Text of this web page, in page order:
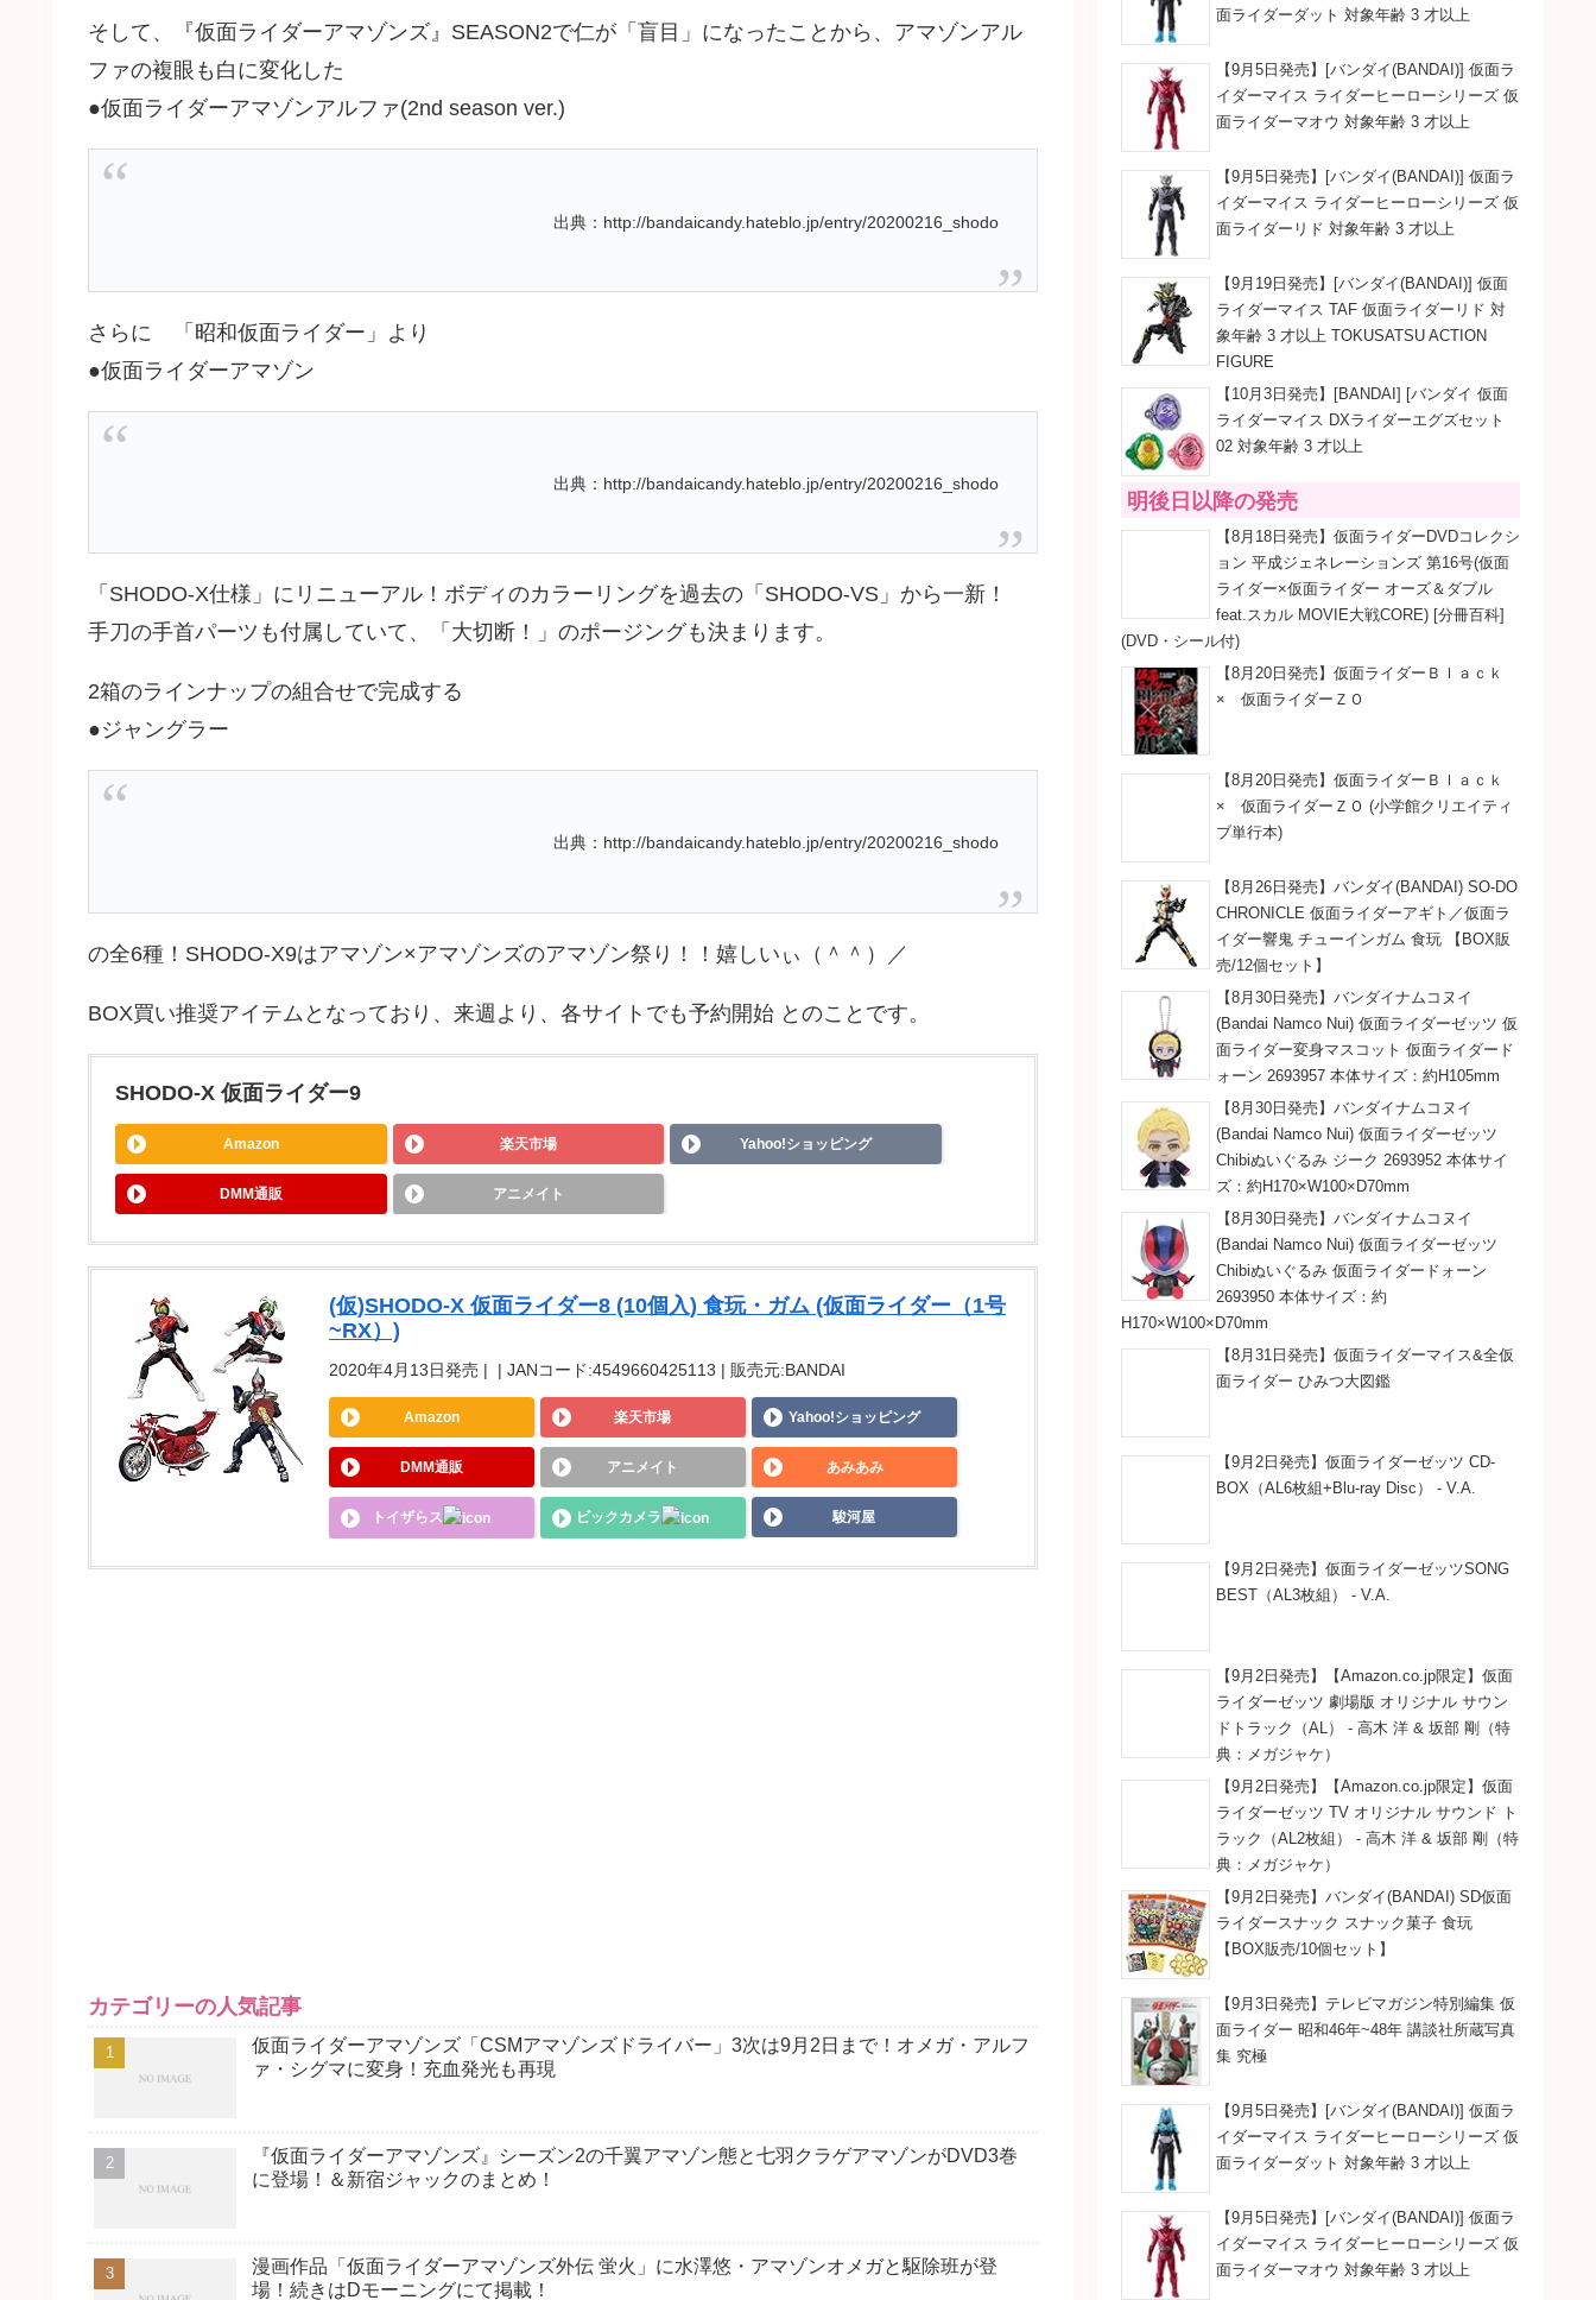
そして、『仮面ライダーアマゾンズ』SEASON2で仁が「盲目」になったことから、アマゾンアル
ファの複眼も白に変化した
●仮面ライダーアマゾンアルファ(2nd season ver.)
出典：http://bandaicandy.hateblo.jp/entry/20200216_shodo
さらに 「昭和仮面ライダー」より
●仮面ライダーアマゾン
出典：http://bandaicandy.hateblo.jp/entry/20200216_shodo
「SHODO-X仕様」にリニューアル！ボディのカラーリングを過去の「SHODO-VS」から一新！
手刀の手首パーツも付属していて、「大切断！」のポージングも決まります。
2箱のラインナップの組合せで完成する
●ジャングラー
出典：http://bandaicandy.hateblo.jp/entry/20200216_shodo
の全6種！SHODO-X9はアマゾン×アマゾンズのアマゾン祭り！！嬉しいぃ（＾＾）／
BOX買い推奨アイテムとなっており、来週より、各サイトでも予約開始 とのことです。
SHODO-X 仮面ライダー9
Amazon 楽天市場 Yahoo!ショッピング
DMM通販 アニメイト
(仮)SHODO-X 仮面ライダー8 (10個入) 食玩・ガム (仮面ライダー（1号
~RX）)
2020年4月13日発売 | | JANコード:4549660425113 | 販売元:BANDAI
Amazon 楽天市場 Yahoo!ショッピング
DMM通販 アニメイト あみあみ
トイザらス ビックカメラ 駿河屋
カテゴリーの人気記事
仮面ライダーアマゾンズ「CSMアマゾンズドライバー」3次は9月2日まで！オメガ・アルフ
ァ・シグマに変身！充血発光も再現
『仮面ライダーアマゾンズ』シーズン2の千翼アマゾン態と七羽クラゲアマゾンがDVD3巻
に登場！＆新宿ジャックのまとめ！
漫画作品「仮面ライダーアマゾンズ外伝 蛍火」に水澤悠・アマゾンオメガと駆除班が登
場！続きはDモーニングにて掲載！
面ライダーダット 対象年齢 3 才以上
【9月5日発売】[バンダイ(BANDAI)] 仮面ラ
イダーマイス ライダーヒーローシリーズ 仮
面ライダーマオウ 対象年齢 3 才以上
【9月5日発売】[バンダイ(BANDAI)] 仮面ラ
イダーマイス ライダーヒーローシリーズ 仮
面ライダーリド 対象年齢 3 才以上
【9月19日発売】[バンダイ(BANDAI)] 仮面
ライダーマイス TAF 仮面ライダーリド 対
象年齢 3 才以上 TOKUSATSU ACTION
FIGURE
【10月3日発売】[BANDAI] [バンダイ 仮面
ライダーマイス DXライダーエグズセット
02 対象年齢 3 才以上
明後日以降の発売
【8月18日発売】仮面ライダーDVDコレクシ
ョン 平成ジェネレーションズ 第16号(仮面
ライダー×仮面ライダー オーズ＆ダブル
feat.スカル MOVIE大戦CORE) [分冊百科]
(DVD・シール付)
【8月20日発売】仮面ライダーＢｌａｃｋ
× 仮面ライダーＺＯ
【8月20日発売】仮面ライダーＢｌａｃｋ
× 仮面ライダーＺＯ (小学館クリエイティ
ブ単行本)
【8月26日発売】バンダイ(BANDAI) SO-DO
CHRONICLE 仮面ライダーアギト／仮面ラ
イダー響鬼 チューインガム 食玩 【BOX販
売/12個セット】
【8月30日発売】バンダイナムコヌイ
(Bandai Namco Nui) 仮面ライダーゼッツ 仮
面ライダー変身マスコット 仮面ライダード
ォーン 2693957 本体サイズ：約H105mm
【8月30日発売】バンダイナムコヌイ
(Bandai Namco Nui) 仮面ライダーゼッツ
Chibiぬいぐるみ ジーク 2693952 本体サイ
ズ：約H170×W100×D70mm
【8月30日発売】バンダイナムコヌイ
(Bandai Namco Nui) 仮面ライダーゼッツ
Chibiぬいぐるみ 仮面ライダードォーン
2693950 本体サイズ：約
H170×W100×D70mm
【8月31日発売】仮面ライダーマイス&全仮
面ライダー ひみつ大図鑑
【9月2日発売】仮面ライダーゼッツ CD-
BOX（AL6枚組+Blu-ray Disc） - V.A.
【9月2日発売】仮面ライダーゼッツSONG
BEST（AL3枚組） - V.A.
【9月2日発売】【Amazon.co.jp限定】仮面
ライダーゼッツ 劇場版 オリジナル サウン
ドトラック（AL） - 高木 洋 & 坂部 剛（特
典：メガジャケ）
【9月2日発売】【Amazon.co.jp限定】仮面
ライダーゼッツ TV オリジナル サウンド ト
ラック（AL2枚組） - 高木 洋 & 坂部 剛（特
典：メガジャケ）
【9月2日発売】バンダイ(BANDAI) SD仮面
ライダースナック スナック菓子 食玩
【BOX販売/10個セット】
【9月3日発売】テレビマガジン特別編集 仮
面ライダー 昭和46年~48年 講談社所蔵写真
集 究極
【9月5日発売】[バンダイ(BANDAI)] 仮面ラ
イダーマイス ライダーヒーローシリーズ 仮
面ライダーダット 対象年齢 3 才以上
【9月5日発売】[バンダイ(BANDAI)] 仮面ラ
イダーマイス ライダーヒーローシリーズ 仮
面ライダーマオウ 対象年齢 3 才以上